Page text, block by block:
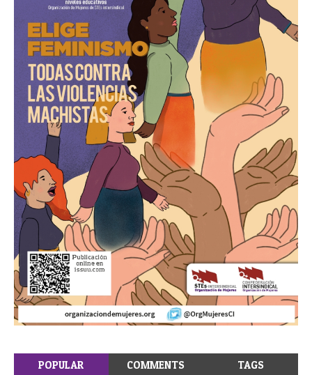
POPULAR COMMENTS TAGS